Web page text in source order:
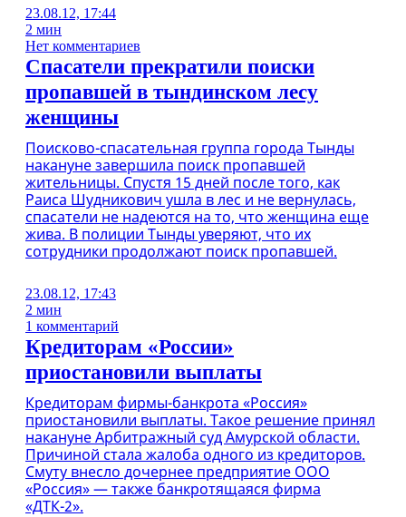
23.08.12, 17:44
2 мин
Нет комментариев
Спасатели прекратили поиски
пропавшей в тындинском лесу
женщины
Поисково-спасательная группа города Тынды
накануне завершила поиск пропавшей
жительницы. Спустя 15 дней после того, как
Раиса Шудникович ушла в лес и не вернулась,
спасатели не надеются на то, что женщина еще
жива. В полиции Тынды уверяют, что их
сотрудники продолжают поиск пропавшей.
23.08.12, 17:43
2 мин
1 комментарий
Кредиторам «России»
приостановили выплаты
Кредиторам фирмы-банкрота «Россия»
приостановили выплаты. Такое решение принял
накануне Арбитражный суд Амурской области.
Причиной стала жалоба одного из кредиторов.
Смуту внесло дочернее предприятие ООО
«Россия» — также банкротящаяся фирма
«ДТК-2».